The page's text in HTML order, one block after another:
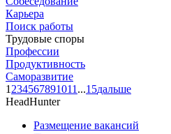
Карьера
Поиск работы
Трудовые споры
Профессии
Продуктивность
Саморазвитие
1 234567891011 ...15дальше
HeadHunter
Размещение вакансий